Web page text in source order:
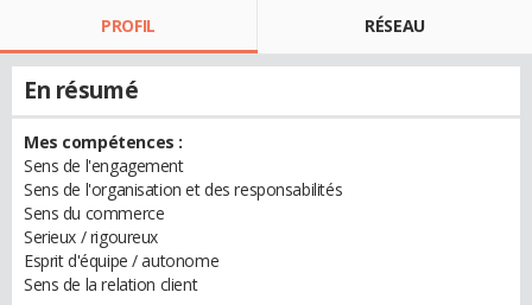
PROFIL RÉSEAU
En résumé
Mes compétences :
Sens de l'engagement
Sens de l'organisation et des responsabilités
Sens du commerce
Serieux / rigoureux
Esprit d'équipe / autonome
Sens de la relation client